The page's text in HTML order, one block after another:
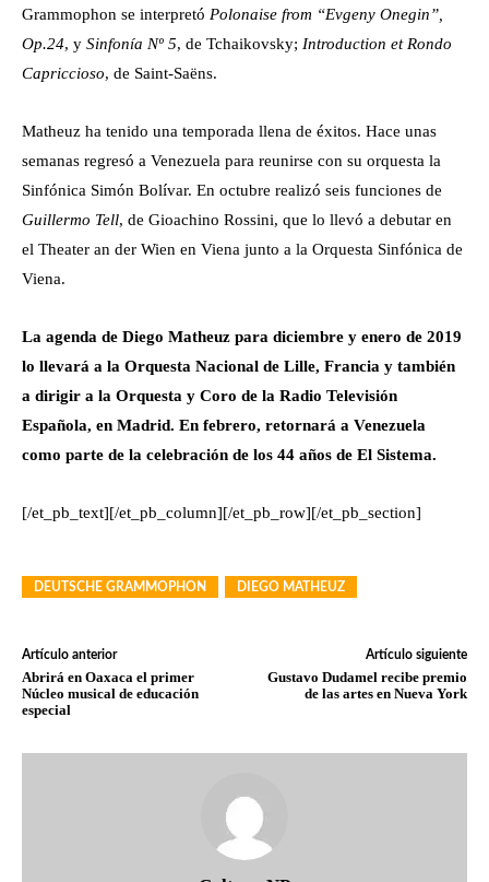
Grammophon se interpretó Polonaise from “Evgeny Onegin”,
Op.24, y Sinfonía Nº 5, de Tchaikovsky; Introduction et Rondo
Capriccioso, de Saint-Saëns.
Matheuz ha tenido una temporada llena de éxitos. Hace unas
semanas regresó a Venezuela para reunirse con su orquesta la
Sinfónica Simón Bolívar. En octubre realizó seis funciones de
Guillermo Tell, de Gioachino Rossini, que lo llevó a debutar en
el Theater an der Wien en Viena junto a la Orquesta Sinfónica de
Viena.
La agenda de Diego Matheuz para diciembre y enero de 2019
lo llevará a la Orquesta Nacional de Lille, Francia y también
a dirigir a la Orquesta y Coro de la Radio Televisión
Española, en Madrid. En febrero, retornará a Venezuela
como parte de la celebración de los 44 años de El Sistema.
[/et_pb_text][/et_pb_column][/et_pb_row][/et_pb_section]
DEUTSCHE GRAMMOPHON DIEGO MATHEUZ
Artículo anterior
Abrirá en Oaxaca el primer
Núcleo musical de educación
especial
Artículo siguiente
Gustavo Dudamel recibe premio
de las artes en Nueva York